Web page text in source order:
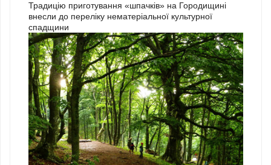
Традицію приготування «шпачків» на Городищині
внесли до переліку нематеріальної культурної
спадщини